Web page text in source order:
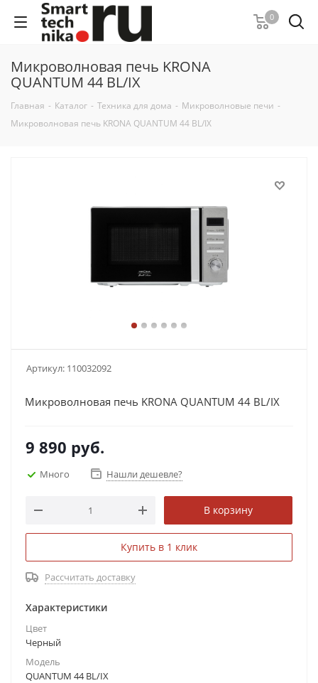
0
Микроволновая печь KRONA
QUANTUM 44 BL/IX
Главная - Каталог - Техника для дома - Микроволновые печи -
Микроволновая печь KRONA QUANTUM 44 BL/IX
Артикул: 110032092
Микроволновая печь KRONA QUANTUM 44 BL/IX
9 890 руб.
Много Нашли дешевле?
В корзину
Купить в 1 клик
Рассчитать доставку
Характеристики
Цвет
Черный
Модель
QUANTUM 44 BL/IX